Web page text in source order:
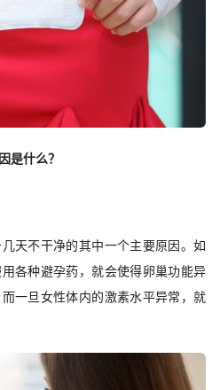
什么？
不干净的其中一个主要原因。如
各种避孕药，就会使得卵巢功能异
一旦女性体内的激素水平异常，就